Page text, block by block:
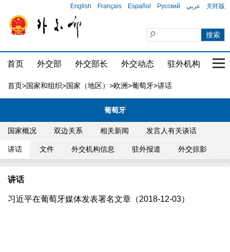
English Français Español Русский عربي 关怀版
首页 外交部 外交部长 外交动态 驻外机构 国
首页>国家和组织>国家（地区） >欧洲>葡萄牙>讲话
葡萄牙
国家概况 双边关系 相关新闻 发言人有关谈话
讲话 文件 外交机构信息 驻外报道 外交掠影
讲话
习近平在葡萄牙媒体发表署名文章（2018-12-03）